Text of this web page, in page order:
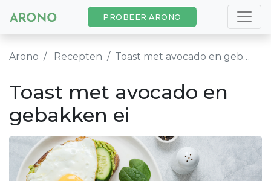
PROBEER ARONO
Arono Recepten Toast met avocado en gebakken ei
Toast met avocado en
gebakken ei